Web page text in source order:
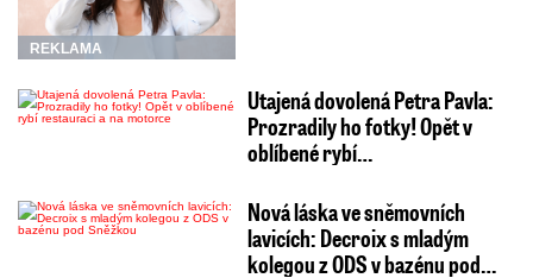
REKLAMA
Utajená dovolená Petra Pavla:
Prozradily ho fotky! Opět v
oblíbené rybí…
Nová láska ve sněmovních
lavicích: Decroix s mladým
kolegou z ODS v bazénu pod…